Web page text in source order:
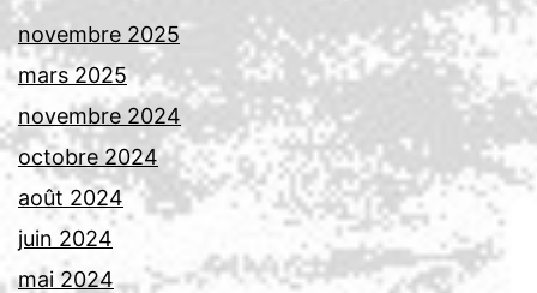
novembre 2025
mars 2025
novembre 2024
octobre 2024
août 2024
juin 2024
mai 2024